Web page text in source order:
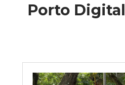
Porto Digital